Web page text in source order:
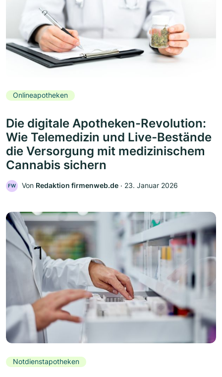
Onlineapotheken
Die digitale Apotheken-Revolution:
Wie Telemedizin und Live-Bestände
die Versorgung mit medizinischem
Cannabis sichern
FW Von Redaktion firmenweb.de ‧ 23. Januar 2026
Notdienstapotheken